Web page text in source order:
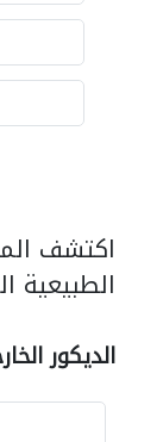
اكتشف
الطبيعية
الديكور